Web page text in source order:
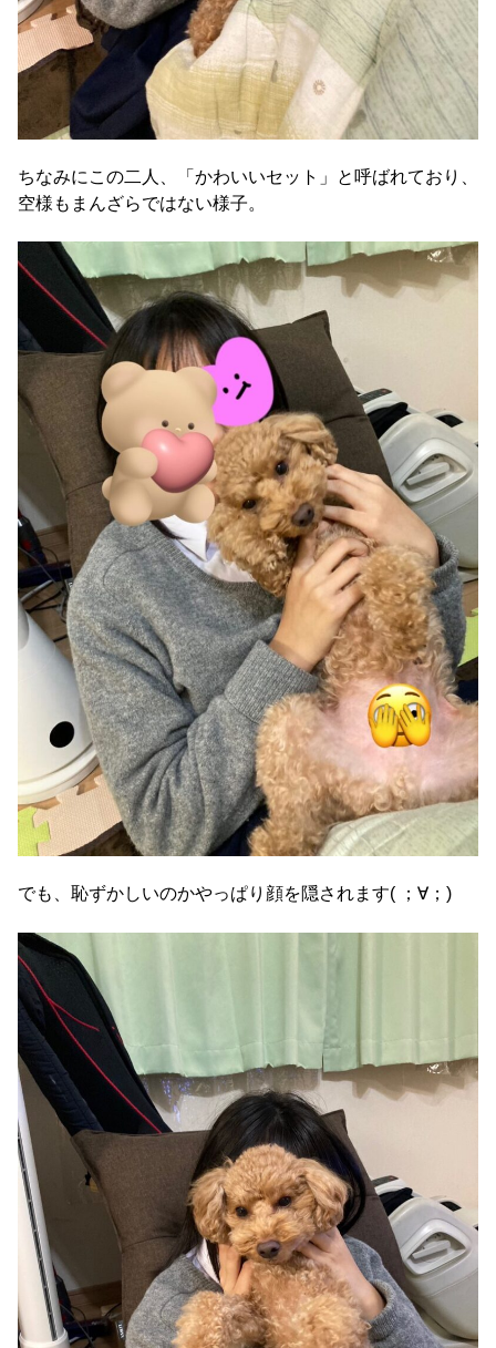
ちなみにこの二人、「かわいいセット」と呼ばれており、
空様もまんざらではない様子。
でも、恥ずかしいのかやっぱり顔を隠されます( ；∀；)